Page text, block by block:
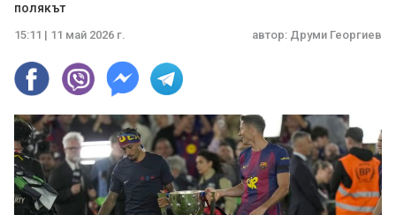
полякът
15:11 | 11 май 2026 г. автор: Друми Георгиев